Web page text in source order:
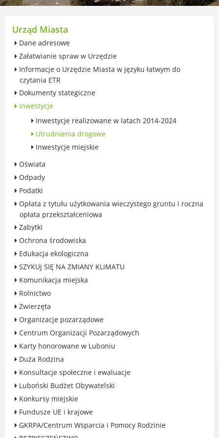
przekształceniowa
Ochrona środowiska
Edukacja ekologiczna
SZYKUJ SIĘ NA ZMIANY KLIMATU
Komunikacja miejska
Rolnictwo
Zwierzęta
Organizacje pozarządowe
Centrum Organizacji Pozarządowych
Karty honorowane w Luboniu
Duża Rodzina
Fundusze UE i krajowe
GKRPA/Centrum Wsparcia i Pomocy
BEZPIECZEŃSTWO
Zdrowie
Porady prawne
Wydarzenia
WYBORY
Likwidacja barier - seniorzy i osoby z
niepełnosprawnościami
MIASTO LUBOŃ
Władze Miasta
O mieście
Luboński Szlak Architektury
Przemysłowej
Urząd Miasta
Dane adresowe
Załatwianie spraw w Urzędzie
Informacje o Urzędzie Miasta w języku łatwym do
czytania ETR
Dokumenty stategiczne
Inwestycje
Inwestycje realizowane w latach 2014-2024
Utrudnienia drogowe
Inwestycje miejskie
Oświata
Odpady
Podatki
Opłata z tytułu użytkowania wieczystego gruntu i roczna
opłata przekształceniowa
Zabytki
Ochrona środowiska
Edukacja ekologiczna
SZYKUJ SIĘ NA ZMIANY KLIMATU
Komunikacja miejska
Rolnictwo
Zwierzęta
Organizacje pozarządowe
Centrum Organizacji Pozarządowych
Karty honorowane w Luboniu
Duża Rodzina
Konsultacje społeczne i ewaluacje
Luboński Budżet Obywatelski
Konkursy miejskie
Fundusze UE i krajowe
GKRPA/Centrum Wsparcia i Pomocy Rodzinie